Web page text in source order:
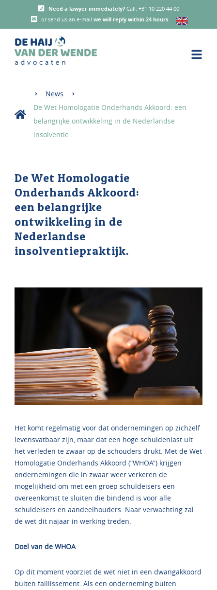
Need a lawyer immediately? Call: +31 10 220 44 00
or send us an e-mail we will reply within 24 hours.
News
De Wet Homologatie Onderhands Akkoord: een
belangrijke ontwikkeling in de Nederlandse
insolventie...
De Wet Homologatie
Onderhands Akkoord:
een belangrijke
ontwikkeling in de
Nederlandse
insolventiepraktijk.
Het komt regelmatig voor dat ondernemingen op zichzelf
levensvatbaar zijn, maar dat een hoge schuldenlast uit
het verleden te zwaar op de schouders drukt. Met de Wet
Homologatie Onderhands Akkoord (“WHOA”) krijgen
ondernemingen die in zwaar weer verkeren de
mogelijkheid om met een groep schuldeisers een
overeenkomst te sluiten die bindend is voor alle
schuldeisers en aandeelhouders. Naar verwachting zal
de wet dit najaar in werking treden.
Doel van de WHOA
Op dit moment voorziet de wet niet in een dwangakkoord
buiten faillissement. Als een onderneming buiten